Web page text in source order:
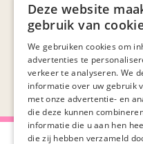
VPTZ:
ten koste van patiënten
Deze website
gebruik van
We gebruiken cookies om
advertenties te
verkeer te analyseren. We
informatie over uw gebruik
met onze advertentie- en
die deze kunnen
informatie die u aan hen
die zij hebben verzameld